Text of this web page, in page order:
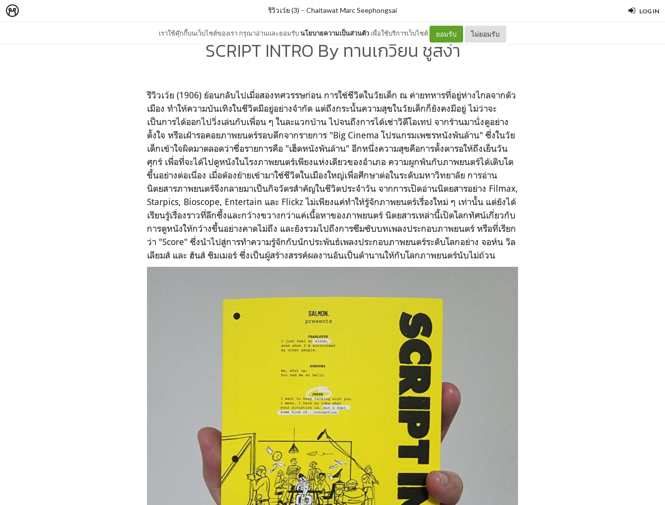
LOG IN
เราใช้คุ๊กกี้บนเว็บไซต์ของเรา กรุณาอ่านและยอมรับนโยบายความเป็นส่วนตัว เพื่อใช้บริการเว็บไซต์ ยอมรับ ไม่ยอมรับ
รีวิวเว้ย (3) – Chaitawat Marc Seephongsai
SCRIPT INTRO By ทานเกวียน ชูสง่า
รีวิวเว้ย (1906) ย้อนกลับไปเมื่อสองทศวรรษก่อน การใช้ชีวิตในวัยเด็ก ณ ค่ายทหารที่อยู่ห่างไกลจากตัว
เมือง ทำให้ความบันเทิงในชีวิตมีอยู่อย่างจำกัด แต่ถึงกระนั้นความสุขในวัยเด็กก็ยังคงมีอยู่ ไม่ว่าจะ
เป็นการได้ออกไปวิ่งเล่นกับเพื่อน ๆ ในละแวกบ้าน ไปจนถึงการได้เช่าวิดีโอเทป จากร้านมานั่งดูอย่าง
ตั้งใจ หรือเฝ้ารอคอยภาพยนตร์รอบดึกจากรายการ "Big Cinema โปรแกรมเพชรหนังพันล้าน" ซึ่งในวัย
เด็กเข้าใจผิดมาตลอดว่าชื่อรายการคือ "เฮ็ดหนังพันล้าน" อีกหนึ่งความสุขคือการตั้งตารอให้ถึงเย็นวัน
ศุกร์ เพื่อที่จะได้ไปดูหนังในโรงภาพยนตร์เพียงแห่งเดียวของอำเภอ ความผูกพันกับภาพยนตร์ได้เติบโต
ขึ้นอย่างต่อเนื่อง เมื่อต้องย้ายเข้ามาใช้ชีวิตในเมืองใหญ่เพื่อศึกษาต่อในระดับมหาวิทยาลัย การอ่าน
นิตยสารภาพยนตร์จึงกลายมาเป็นกิจวัตรสำคัญในชีวิตประจำวัน จากการเปิดอ่านนิตยสารอย่าง Filmax,
Starpics, Bioscope, Entertain และ Flickz ไม่เพียงแค่ทำให้รู้จักภาพยนตร์เรื่องใหม่ ๆ เท่านั้น แต่ยังได้
เรียนรู้เรื่องราวที่ลึกซึ้งและกว้างขวางกว่าแค่เนื้อหาของภาพยนตร์ นิตยสารเหล่านี้เปิดโลกทัศน์เกี่ยวกับ
การดูหนังให้กว้างขึ้นอย่างคาดไม่ถึง และยังรวมไปถึงการซึมซับบทเพลงประกอบภาพยนตร์ หรือที่เรียก
ว่า "Score" ซึ่งนำไปสู่การทำความรู้จักกับนักประพันธ์เพลงประกอบภาพยนตร์ระดับโลกอย่าง จอห์น วิล
เลียมส์ และ ฮันส์ ซิมเมอร์ ซึ่งเป็นผู้สร้างสรรค์ผลงานอันเป็นตำนานให้กับโลกภาพยนตร์นับไม่ถ้วน